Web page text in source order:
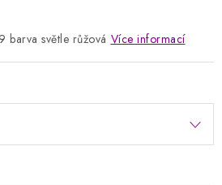
barva světle růžová Více informací